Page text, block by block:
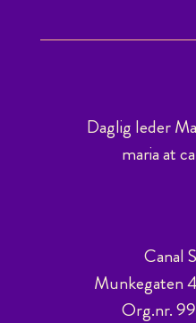
Daglig leder
maria at
Canal
Munkegaten
Org.nr.